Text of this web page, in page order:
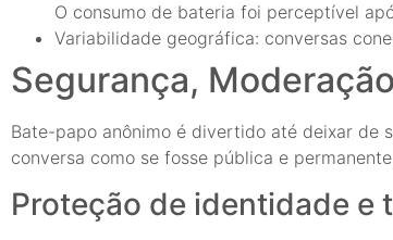
O consumo de bateria foi perceptível
Variabilidade geográfica: conversas
Segurança,
Bate-papo anônimo é divertido até deixar de
conversa como se fosse pública e
Proteção de identidade e